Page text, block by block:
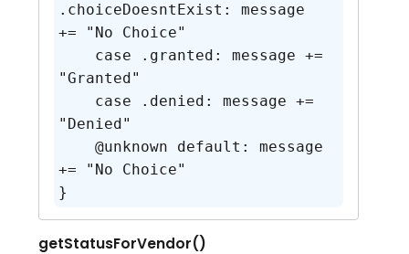
.choiceDoesntExist: message
+= "No Choice"
"Granted"
"Denied"
+= "No Choice"
getStatusForVendor()